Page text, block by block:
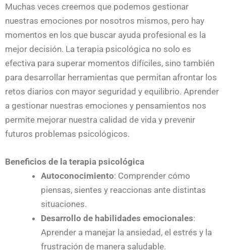
Muchas veces creemos que podemos gestionar
nuestras emociones por nosotros mismos, pero hay
momentos en los que buscar ayuda profesional es la
mejor decisión. La terapia psicológica no solo es
efectiva para superar momentos difíciles, sino también
para desarrollar herramientas que permitan afrontar los
retos diarios con mayor seguridad y equilibrio. Aprender
a gestionar nuestras emociones y pensamientos nos
permite mejorar nuestra calidad de vida y prevenir
futuros problemas psicológicos.
Beneficios de la terapia psicológica
Autoconocimiento: Comprender cómo
piensas, sientes y reaccionas ante distintas
situaciones.
Desarrollo de habilidades emocionales:
Aprender a manejar la ansiedad, el estrés y la
frustración de manera saludable.